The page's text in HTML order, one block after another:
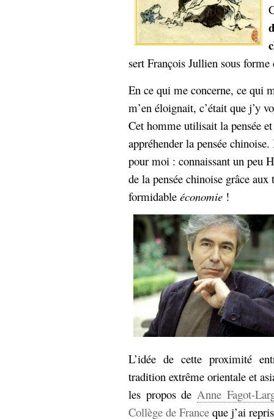
sert François Jullien sous
En ce qui me concerne, ce qui
m’en éloignait, c’était que j’y
Cet homme utilisait la pensée
appréhender la pensée
pour moi : connaissant un peu
de la pensée chinoise grâce
formidable économie !
L’idée de cette proximité
tradition extrême orientale et
les propos deAnne Fagot-
Collège de France que j’ai